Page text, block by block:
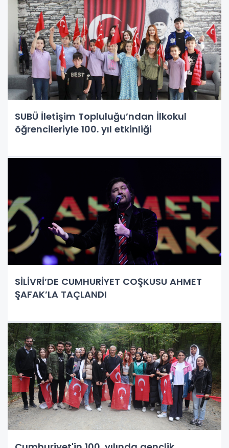
SUBÜ İletişim Topluluğu’ndan İlkokul
öğrencileriyle 100. yıl etkinliği
SİLİVRİ’DE CUMHURİYET COŞKUSU AHMET
ŞAFAK’LA TAÇLANDI